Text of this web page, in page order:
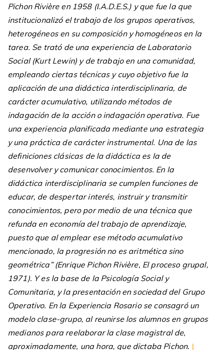
Pichon Rivière en 1958 (I.A.D.E.S.) y que fue la que
institucionalizó el trabajo de los grupos operativos,
heterogéneos en su composición y homogéneos en la
tarea. Se trató de una experiencia de Laboratorio
Social (Kurt Lewin) y de trabajo en una comunidad,
empleando ciertas técnicas y cuyo objetivo fue la
aplicación de una didáctica interdisciplinaria, de
carácter acumulativo, utilizando métodos de
indagación de la acción o indagación operativa. Fue
una experiencia planificada mediante una estrategia
y una práctica de carácter instrumental. Una de las
definiciones clásicas de la didáctica es la de
desenvolver y comunicar conocimientos. En la
didáctica interdisciplinaria se cumplen funciones de
educar, de despertar interés, instruir y transmitir
conocimientos, pero por medio de una técnica que
refunda en economía del trabajo de aprendizaje,
puesto que al emplear ese método acumulativo
mencionado, la progresión no es aritmética sino
geométrica” (Enrique Pichon Rivière, El proceso grupal,
1971). Y es la base de la Psicología Social y
Comunitaria, y la presentación en sociedad del Grupo
Operativo. En la Experiencia Rosario se consagró un
modelo clase-grupo, al reunirse los alumnos en grupos
medianos para reelaborar la clase magistral de,
aproximadamente, una hora, que dictaba Pichon. |